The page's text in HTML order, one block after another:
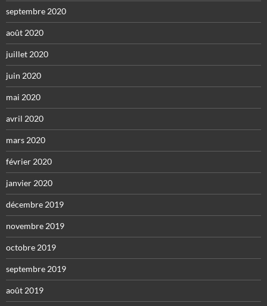
septembre 2020
août 2020
juillet 2020
juin 2020
mai 2020
avril 2020
mars 2020
février 2020
janvier 2020
décembre 2019
novembre 2019
octobre 2019
septembre 2019
août 2019